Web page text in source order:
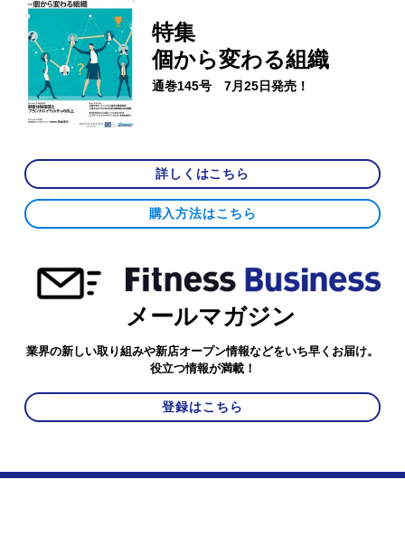
特集
個から変わる組織
通巻145号 7月25日発売！
詳しくはこちら
購入方法はこちら
メールマガジン
業界の新しい取り組みや新店オープン情報などをいち早くお届け。
役立つ情報が満載！
登録はこちら